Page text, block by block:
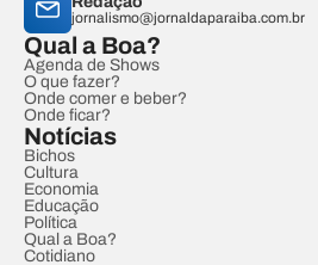
jornalismo@jornaldaparaiba.com.br
Qual a Boa?
Agenda de Shows
O que fazer?
Onde comer e beber?
Onde ficar?
Notícias
Bichos
Cultura
Economia
Educação
Política
Qual a Boa?
Cotidiano